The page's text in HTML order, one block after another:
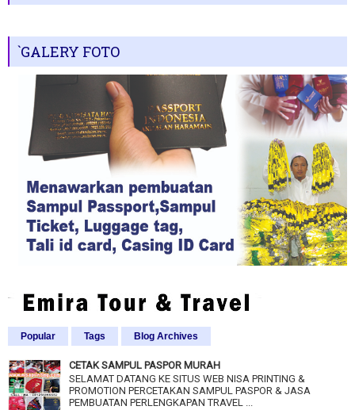
`GALERY FOTO
Popular Tags Blog Archives
CETAK SAMPUL PASPOR MURAH
SELAMAT DATANG KE SITUS WEB NISA PRINTING &
PROMOTION PERCETAKAN SAMPUL PASPOR & JASA
PEMBUATAN PERLENGKAPAN TRAVEL ...